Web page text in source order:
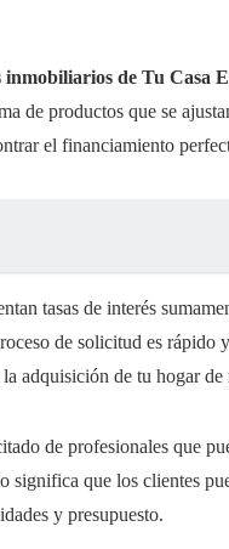
de Tu Casa
de productos que se
el financiamiento
tasas de interés
de solicitud es rápido
adquisición de tu hogar de
de profesionales que
significa que los clientes
y presupuesto.